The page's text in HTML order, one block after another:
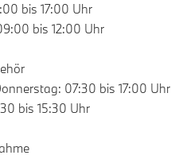
bis 17:00 Uhr
bis 12:00 Uhr
07:30 bis 17:00 Uhr
bis 15:30 Uhr